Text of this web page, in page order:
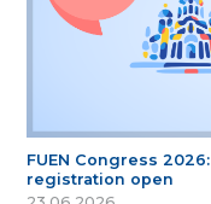
FUEN Congress
registration open